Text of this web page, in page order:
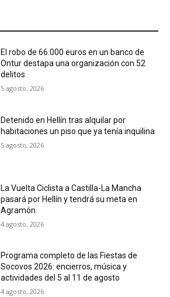
El robo de 66.000 euros en un banco de
Ontur destapa una organización con 52
delitos
5 agosto, 2026
Detenido en Hellín tras alquilar por
habitaciones un piso que ya tenía inquilina
5 agosto, 2026
La Vuelta Ciclista a Castilla-La Mancha
pasará por Hellín y tendrá su meta en
Agramón
4 agosto, 2026
Programa completo de las Fiestas de
Socovos 2026: encierros, música y
actividades del 5 al 11 de agosto
4 agosto, 2026